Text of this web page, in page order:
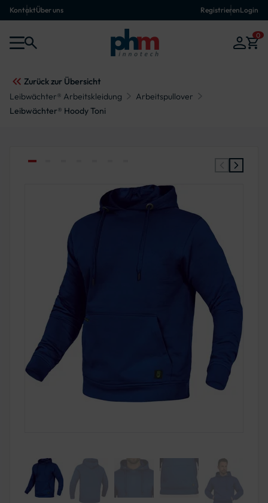
KontaktÜber uns RegistrierenLogin
0
Zurück zur Übersicht
Leibwächter® Arbeitskleidung
Arbeitspullover
Leibwächter® Hoody Toni